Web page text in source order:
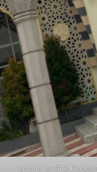
property by GRC Hexacon